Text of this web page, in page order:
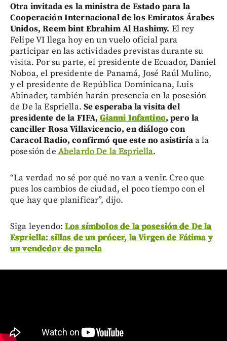
Otra invitada es la ministra de Estado para la
Cooperación Internacional de los Emiratos Árabes
Unidos, Reem bint Ebrahim Al Hashimy. El rey
Felipe VI llega hoy en un vuelo oficial para
participar en las actividades previstas durante su
visita. Por su parte, el presidente de Ecuador, Daniel
Noboa, el presidente de Panamá, José Raúl Mulino,
y el presidente de República Dominicana, Luis
Abinader, también harán presencia en la posesión
de De la Espriella. Se esperaba la visita del
presidente de la FIFA,Gianni Infantino, pero la
canciller Rosa Villavicencio, en diálogo con
Caracol Radio, confirmó que este no asistiríaa la
posesión de Abelardo De la Espriella.
“La verdad no sé por qué no van a venir. Creo que
pues los cambios de ciudad, el poco tiempo con el
que hay que planificar”, dijo.
Siga leyendo:Los símbolos de la posesión de De la
Espriella: sillas de un prócer, la Virgen de Fátima y
un vendedor de panela